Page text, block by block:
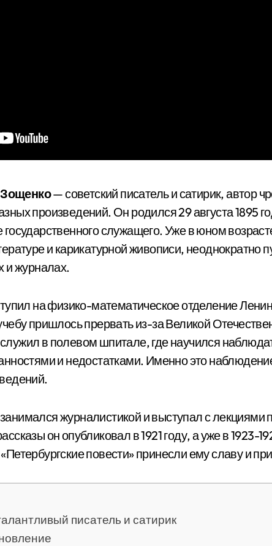
— советский писатель и сатирик, автор
произведений. Он родился 29 августа 1895
государственного служащего. Уже в юном
и карикатурной живописи, неоднократно
и журналах.
на физико-математическое отделение
пришлось прервать из-за Великой
в полевом шпитале, где научился
и недостатками. Именно это
журналистикой и выступал с лекциями
он опубликовал в 1921 году, а уже в 1923-
повести» принесли ему славу и
писатель и сатирик